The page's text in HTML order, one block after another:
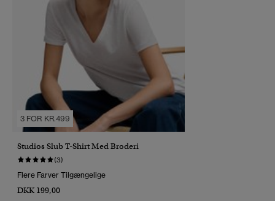
3 FOR KR.499
Studios Slub T-Shirt Med Broderi
(3)
Flere Farver Tilgængelige
DKK 199,00